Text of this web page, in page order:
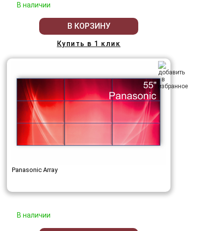
В наличии
В КОРЗИНУ
Купить в 1 клик
Panasonic Array
В наличии